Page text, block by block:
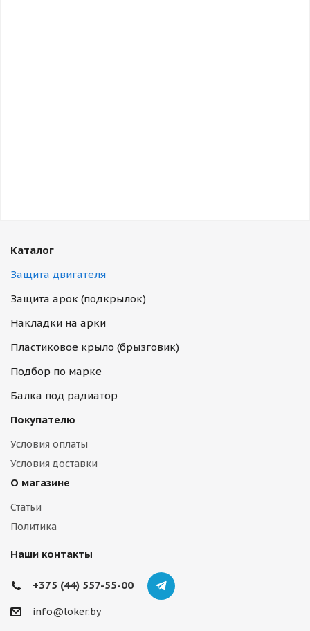
Каталог
Защита двигателя
Защита арок (подкрылок)
Накладки на арки
Пластиковое крыло (брызговик)
Подбор по марке
Балка под радиатор
Покупателю
Условия оплаты
Условия доставки
О магазине
Статьи
Политика
Наши контакты
+375 (44) 557-55-00
info@loker.by